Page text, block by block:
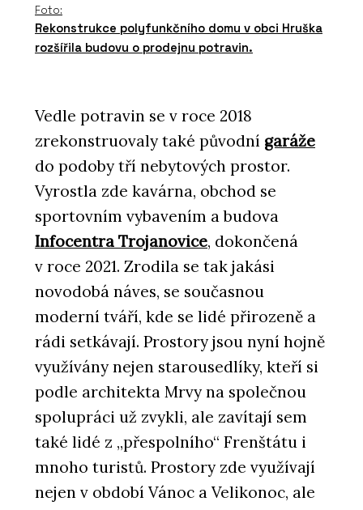
Foto:
Rekonstrukce polyfunkčního domu v obci Hruška
rozšířila budovu o prodejnu potravin.
Vedle potravin se v roce 2018
zrekonstruovaly také původní garáže
do podoby tří nebytových prostor.
Vyrostla zde kavárna, obchod se
sportovním vybavením a budova
Infocentra Trojanovice, dokončená
v roce 2021. Zrodila se tak jakási
novodobá náves, se současnou
moderní tváří, kde se lidé přirozeně a
rádi setkávají. Prostory jsou nyní hojně
využívány nejen starousedlíky, kteří si
podle architekta Mrvy na společnou
spolupráci už zvykli, ale zavítají sem
také lidé z „přespolního“ Frenštátu i
mnoho turistů. Prostory zde využívají
nejen v období Vánoc a Velikonoc, ale